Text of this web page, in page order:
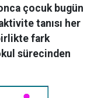
çocuk bugün
tanısı her
fark
sürecinden